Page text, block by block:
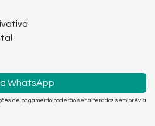
WhatsApp
de pagamento poderão ser alterados sem prévia